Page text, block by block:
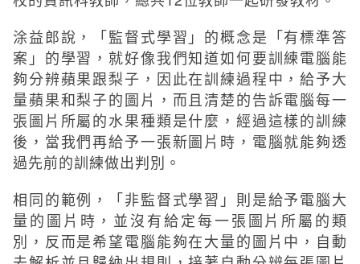
涂益郎說，「監督式學習」的概念是「有標準答
案」的學習，就好像我們知道如何要訓練電腦能
夠分辨蘋果跟梨子，因此在訓練過程中，給予大
量蘋果和梨子的圖片，而且清楚的告訴電腦每一
張圖片所屬的水果種類是什麼，經過這樣的訓練
後，當我們再給予一張新圖片時，電腦就能夠透
過先前的訓練做出判別。
相同的範例，「非監督式學習」則是給予電腦大
量的圖片時，並沒有給定每一張圖片所屬的類
別，反而是希望電腦能夠在大量的圖片中，自動